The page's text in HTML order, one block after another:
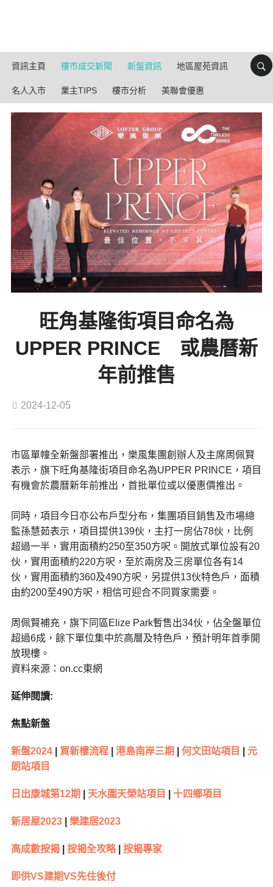
資訊主頁 樓市成交新聞 新盤資訊 地區屋苑資訊
名人入市 業主TIPS 樓市分析 美聯會優惠
旺角基隆街項目命名為
UPPER PRINCE 或農曆新
年前推售
2024-12-05
市區單幢全新盤部署推出，樂風集團創辦人及主席周佩賢
表示，旗下旺角基隆街項目命名為UPPER PRINCE，項目
有機會於農曆新年前推出，首批單位或以優惠價推出。
同時，項目今日亦公布戶型分布，集團項目銷售及市場總
監孫慧茹表示，項目提供139伙，主打一房佔78伙，比例
超過一半，實用面積約250至350方呎。開放式單位設有20
伙，實用面積約220方呎，至於兩房及三房單位各有14
伙，實用面積約360及490方呎，另提供13伙特色戶，面積
由約200至490方呎，相信可迎合不同買家需要。
周佩賢補充，旗下同區Elize Park暫售出34伙，佔全盤單位
超過6成，餘下單位集中於高層及特色戶，預計明年首季開
放現樓。
資料來源：on.cc東網
延伸閱讀:
焦點新盤
新盤2024| 買新樓流程| 港島南岸三期 何文田站項目
元
朗站項目
日出康城第12期 天水圍天榮站項目 十四鄉項目
新居屋2023| 樂建居2023
高成數按揭| 按揭全攻略| 按揭專家
即供VS建期VS先住後付